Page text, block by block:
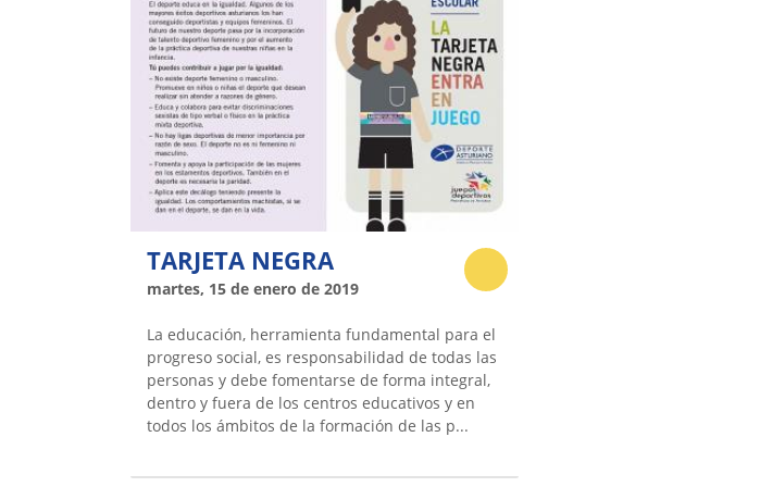
TARJETA NEGRA
martes, 15 de enero de 2019
La educación, herramienta fundamental para el
progreso social, es responsabilidad de todas las
personas y debe fomentarse de forma integral,
dentro y fuera de los centros educativos y en
todos los ámbitos de la formación de las p...